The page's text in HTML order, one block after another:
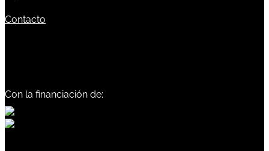
Contacto
Con la financiación de: